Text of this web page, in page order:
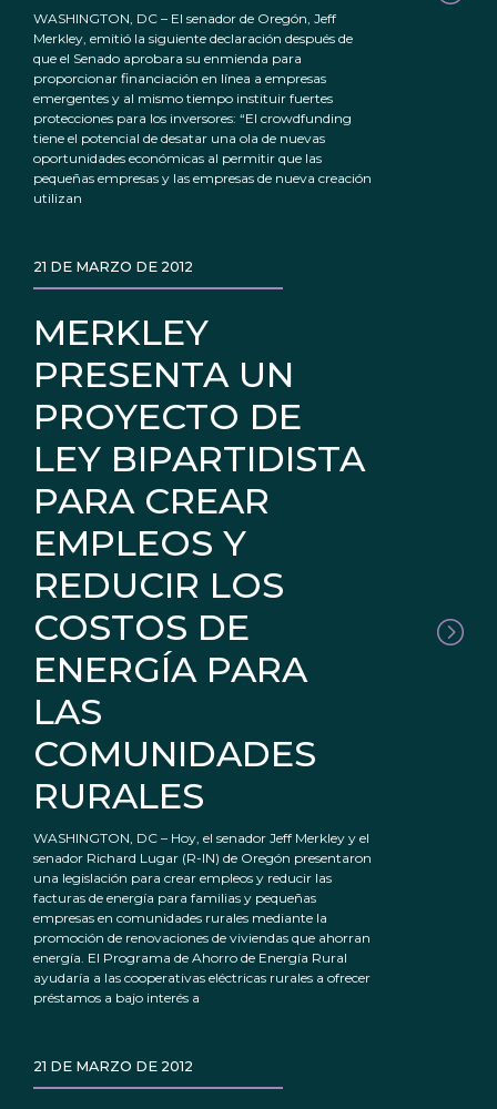
WASHINGTON, DC – El senador de Oregón, Jeff
Merkley, emitió la siguiente declaración después de
que el Senado aprobara su enmienda para
proporcionar financiación en línea a empresas
emergentes y al mismo tiempo instituir fuertes
protecciones para los inversores: “El crowdfunding
tiene el potencial de desatar una ola de nuevas
oportunidades económicas al permitir que las
pequeñas empresas y las empresas de nueva creación
utilizan
MERKLEY
PRESENTA UN
PROYECTO DE
LEY BIPARTIDISTA
PARA CREAR
EMPLEOS Y
REDUCIR LOS
COSTOS DE
ENERGÍA PARA
LAS
COMUNIDADES
RURALES
21 DE MARZO DE 2012
WASHINGTON, DC – Hoy, el senador Jeff Merkley y el
senador Richard Lugar (R-IN) de Oregón presentaron
una legislación para crear empleos y reducir las
facturas de energía para familias y pequeñas
empresas en comunidades rurales mediante la
promoción de renovaciones de viviendas que ahorran
energía. El Programa de Ahorro de Energía Rural
ayudaría a las cooperativas eléctricas rurales a ofrecer
préstamos a bajo interés a
21 DE MARZO DE 2012